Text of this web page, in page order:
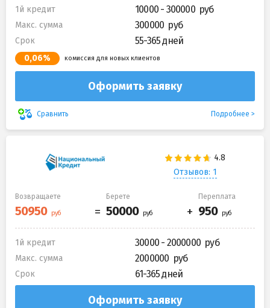
1й кредит 10000 - 300000
Макс. сумма 300000
Срок 55-365 дней
0,06% комиссия для новых клиентов
Оформить заявку
Сравнить Подробнее
Отзывов: 1
Возвращаете Берете Переплата
1й кредит 30000 - 2000000
Макс. сумма 2000000
Срок 61-365 дней
Оформить заявку